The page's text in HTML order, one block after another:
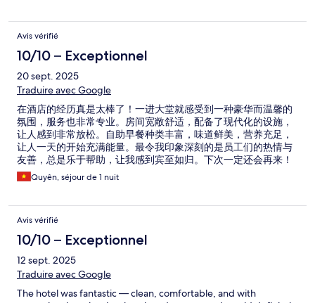
Avis vérifié
10/10 – Exceptionnel
20 sept. 2025
Traduire avec Google
在酒店的经历真是太棒了！一进大堂就感受到一种豪华而温馨的
氛围，服务也非常专业。房间宽敞舒适，配备了现代化的设施，
让人感到非常放松。自助早餐种类丰富，味道鲜美，营养充足，
让人一天的开始充满能量。最令我印象深刻的是员工们的热情与
友善，总是乐于帮助，让我感到宾至如归。下次一定还会再来！
Quyên, séjour de 1 nuit
Avis vérifié
10/10 – Exceptionnel
12 sept. 2025
Traduire avec Google
The hotel was fantastic — clean, comfortable, and with